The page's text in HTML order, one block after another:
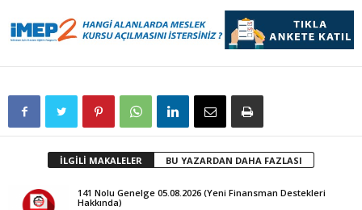
İLGİLİ MAKALELER BU YAZARDAN DAHA FAZLASI
141 Nolu Genelge 05.08.2026 (Yeni Finansman Destekleri
Hakkında)